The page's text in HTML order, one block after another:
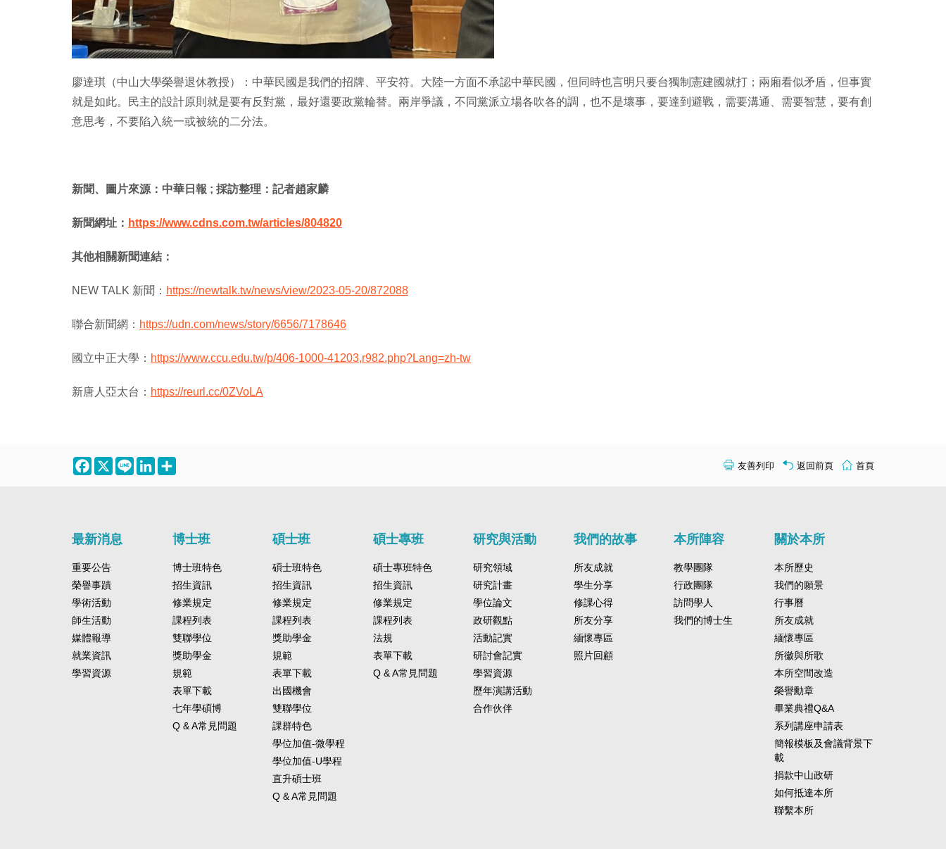
廖達琪（中山大學榮譽退休教授）：中華民國是我們的招牌、平安符。大陸一方面不承認中華民國，但同時也言明只要台獨制憲建國就打；兩廂看似矛盾，但事實
就是如此。民主的設計原則就是要有反對黨，最好還要政黨輪替。兩岸爭議，不同黨派立場各吹各的調，也不是壞事，要達到避戰，需要溝通、需要智慧，要有創
意思考，不要陷入統一或被統的二分法。
新聞、圖片來源：中華日報 ; 採訪整理：記者趙家麟
新聞網址： https://www.cdns.com.tw/articles/804820
其他相關新聞連結：
NEW TALK 新聞： https://newtalk.tw/news/view/2023-05-20/872088
聯合新聞網： https://udn.com/news/story/6656/7178646
國立中正大學： https://www.ccu.edu.tw/p/406-1000-41203,r982.php?Lang=zh-tw
新唐人亞太台： https://reurl.cc/0ZVoLA
Facebook
X Line LinkedIn 友善列印 返回前頁 首頁
最新消息
重要公告
榮譽事蹟
學術活動
師生活動
媒體報導
就業資訊
學習資源
博士班
博士班特色
招生資訊
修業規定
課程列表
雙聯學位
獎助學金
規範
表單下載
七年學碩博
Q & A常見問題
碩士班
碩士班特色
招生資訊
修業規定
課程列表
獎助學金
規範
表單下載
出國機會
雙聯學位
課群特色
學位加值-微學程
學位加值-U學程
直升碩士班
Q & A常見問題
碩士專班
碩士專班特色
招生資訊
修業規定
課程列表
法規
表單下載
Q & A常見問題
研究與活動
研究領域
研究計畫
學位論文
政研觀點
活動記實
研討會記實
學習資源
歷年演講活動
合作伙伴
我們的故事
所友成就
學生分享
修課心得
所友分享
緬懷專區
照片回顧
本所陣容
教學團隊
行政團隊
訪問學人
我們的博士生
關於本所
本所歷史
我們的願景
行事曆
所友成就
緬懷專區
所徽與所歌
本所空間改造
榮譽勳章
畢業典禮Q&A
系列講座申請表
簡報模板及會議背景下
載
捐款中山政研
如何抵達本所
聯繫本所